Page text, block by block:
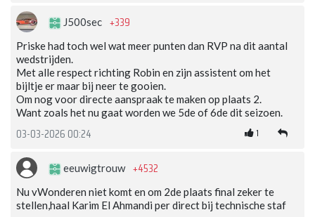
J500sec +339
Priske had toch wel wat meer punten dan RVP na dit aantal
wedstrijden.
Met alle respect richting Robin en zijn assistent om het
bijltje er maar bij neer te gooien.
Om nog voor directe aanspraak te maken op plaats 2.
Want zoals het nu gaat worden we 5de of 6de dit seizoen.
03-03-2026 00:24 1
eeuwigtrouw +4532
Nu vWonderen niet komt en om 2de plaats final zeker te
stellen,haal Karim El Ahmandi per direct bij technische staf